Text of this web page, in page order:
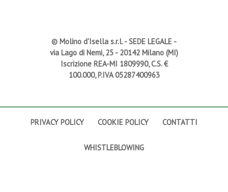
© Molino d'Isella s.r.l. -SEDE LEGALE -
via Lago di Nemi, 25 - 20142 Milano (MI)
Iscrizione REA-MI 1809990, C.S. €
100.000, P.IVA 05287400963
PRIVACY POLICY COOKIE POLICY CONTATTI
WHISTLEBLOWING